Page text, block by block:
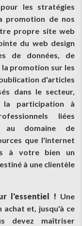
les stratégies
promotion de nos
propre site web
du web design
de données, de
promotion sur les
d'articles
dans le secteur,
la participation à
liées
au domaine de
que l'internet
à votre bien un
à une clientèle
l'essentiel ! Une
achat et, jusqu'à ce
devez maîtriser